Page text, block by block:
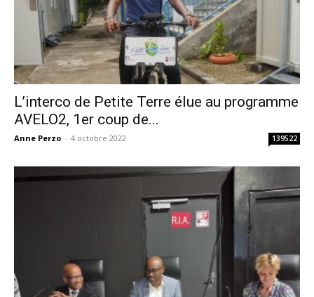
L’interco de Petite Terre élue au programme
AVELO2, 1er coup de...
Anne Perzo - 4 octobre 2022 139522